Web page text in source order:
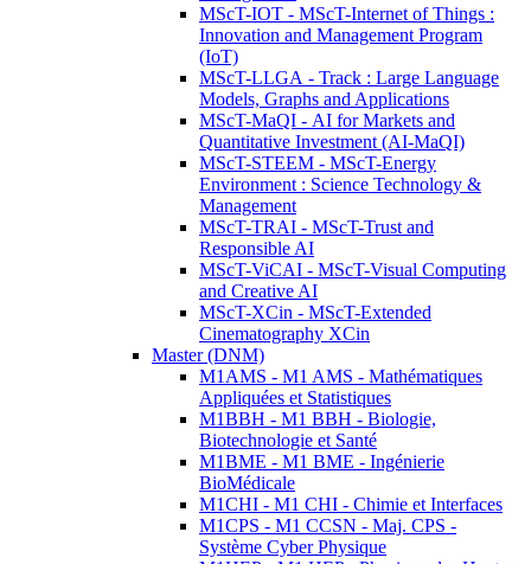
MScT-IOT - MScT-Internet of Things :
Innovation and Management Program
(IoT)
MScT-LLGA - Track : Large Language
Models, Graphs and Applications
MScT-MaQI - AI for Markets and
Quantitative Investment (AI-MaQI)
MScT-STEEM - MScT-Energy
Environment : Science Technology &
Management
MScT-TRAI - MScT-Trust and
Responsible AI
MScT-ViCAI - MScT-Visual Computing
and Creative AI
MScT-XCin - MScT-Extended
Cinematography XCin
Master (DNM)
M1AMS - M1 AMS - Mathématiques
Appliquées et Statistiques
M1BBH - M1 BBH - Biologie,
Biotechnologie et Santé
M1BME - M1 BME - Ingénierie
BioMédicale
M1CHI - M1 CHI - Chimie et Interfaces
M1CPS - M1 CCSN - Maj. CPS -
Système Cyber Physique